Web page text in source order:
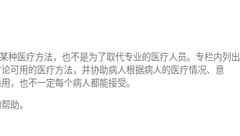
种医疗方法，也不是为了取代专业的医疗人员。专栏内列出
可用的医疗方法，并协助病人根据病人的医疗情况、意
，也不一定每个病人都能接受。
助。